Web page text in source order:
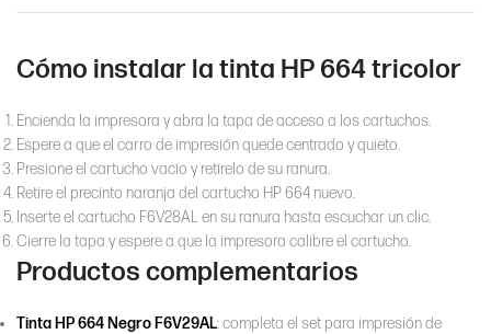
Cómo instalar la tinta HP 664 tricolor
Encienda la impresora y abra la tapa de acceso a los cartuchos.
Espere a que el carro de impresión quede centrado y quieto.
Presione el cartucho vacío y retírelo de su ranura.
Retire el precinto naranja del cartucho HP 664 nuevo.
Inserte el cartucho F6V28AL en su ranura hasta escuchar un clic.
Cierre la tapa y espere a que la impresora calibre el cartucho.
Productos complementarios
Tinta HP 664 Negro F6V29AL: completa el set para impresión de